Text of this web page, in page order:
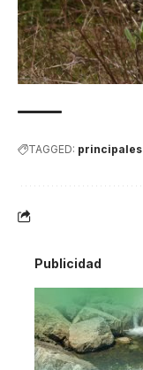
TAGGED: principales
Publicidad